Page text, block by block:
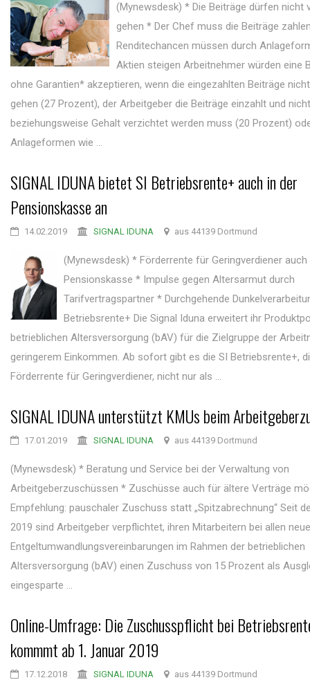
(Mynewsdesk) * Die Beiträge dürfen nicht
gehen * Der Chef muss die Beiträge
Renditechancen müssen durch
Aktien steigen Arbeitnehmer würden eine
ohne Garantien* akzeptieren, wenn die eingezahlten Beiträge
gehen (27 Prozent), der Arbeitgeber die Beiträge einzahlt und
beziehungsweise Gehalt verzichtet werden muss (20 Prozent)
Anlageformen wie ...
SIGNAL IDUNA bietet SI Betriebsrente+ auch in der
Pensionskasse an
14.02.2019 SIGNAL IDUNA aus 44139 Dortmund
(Mynewsdesk) * Förderrente für Geringverdiener auch
Pensionskasse * Impulse gegen Altersarmut durch
Tarifvertragspartner * Durchgehende
Betriebsrente+ Die Signal Iduna erweitert ihr
betrieblichen Altersversorgung (bAV) für die Zielgruppe der
geringerem Einkommen. Ab sofort gibt es die SI Betriebsrente+,
Förderrente für Geringverdiener, nicht nur als ...
SIGNAL IDUNA unterstützt KMUs beim
17.01.2019 SIGNAL IDUNA aus 44139 Dortmund
(Mynewsdesk) * Beratung und Service bei der Verwaltung von
Arbeitgeberzuschüssen * Zuschüsse auch für ältere Verträge
Empfehlung: pauschaler Zuschuss statt „Spitzabrechnung“ Seit
2019 sind Arbeitgeber verpflichtet, ihren Mitarbeitern bei allen
Entgeltumwandlungsvereinbarungen im Rahmen der betrieblichen
Altersversorgung (bAV) einen Zuschuss von 15 Prozent als
eingesparte ...
Online-Umfrage: Die Zuschusspflicht bei
kommmt ab 1. Januar 2019
17.12.2018 SIGNAL IDUNA aus 44139 Dortmund